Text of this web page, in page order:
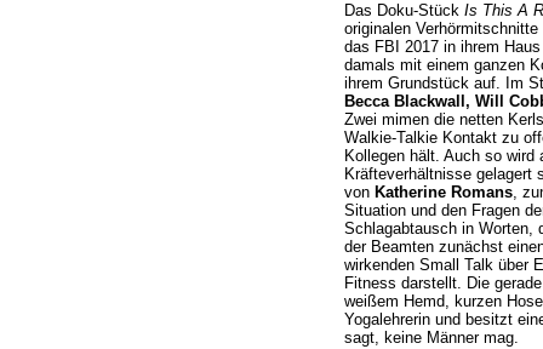
Das Doku-Stück Is This A
originalen
das FBI 2017 in ihrem
damals mit einem ganzen
ihrem Grundstück auf. Im
Becca Blackwall, Will
Zwei mimen die netten
Walkie-Talkie Kontakt zu
Kollegen hält. Auch so wird
Kräfteverhältnisse gelagert
von Katherine Romans,
Situation und den Fragen
Schlagabtausch in Worten,
der Beamten zunächst
wirkenden Small Talk über
Fitness darstellt. Die
weißem Hemd, kurzen
Yogalehrerin und besitzt
sagt, keine Männer mag.